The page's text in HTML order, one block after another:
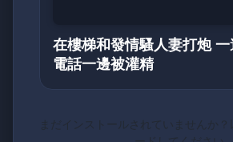
在樓梯和發情騷人妻打炮
電話一邊被灌精
まだインストールされていませんか？